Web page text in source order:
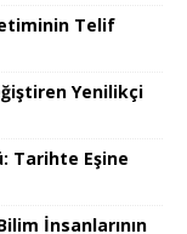
Telif
Yenilikçi
Tarihte Eşine
İnsanlarının